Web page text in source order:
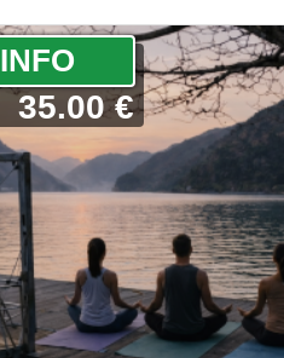
­INFO
35.00 €